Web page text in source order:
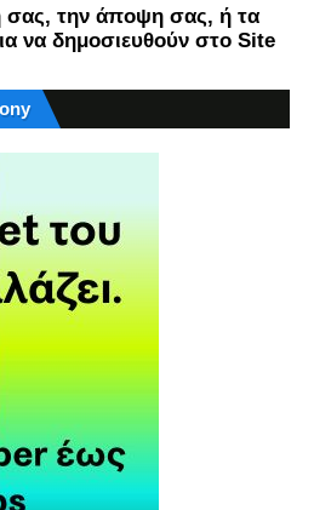
σας, την άποψη σας, ή τα
να δημοσιευθούν στο Site